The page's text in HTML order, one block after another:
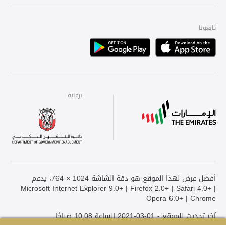
تابعونا
Apple
Playstore
برعاية
برعاية
أفضل عرض لهذا الموقع هو دقة الشاشة 1024 × 764، يدعم
Microsoft Internet Explorer 9.0+ | Firefox 2.0+ | Safari 4.0+ |
Opera 6.0+ | Chrome
آخر تحديث للموقع - 01-03-2021 الساعة 10:08 صباحًا